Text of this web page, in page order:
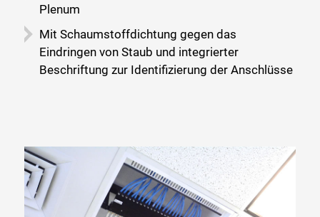
Plenum
Mit Schaumstoffdichtung gegen das
Eindringen von Staub und integrierter
Beschriftung zur Identifizierung der Anschlüsse